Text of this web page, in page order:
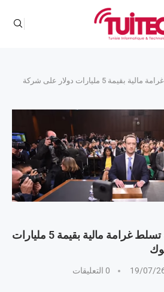
هيئة التجارة الفيدرالية تسلط غرامة مالية بقيمة 5 مليارات دولار على شركة
هيئة التجارة الفيدرالية تسلط غرامة مالية بقيمة 5 مليارات
19/07/ 0 التعليقات